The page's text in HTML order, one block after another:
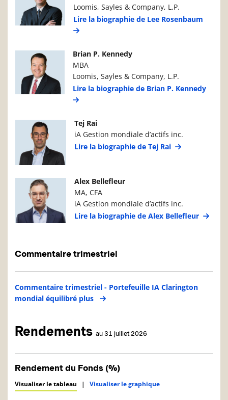
Loomis, Sayles & Company, L.P.
Lire la biographie de Lee Rosenbaum
Photo du gestionnaire de portefeuille
Brian P. Kennedy
MBA
Loomis, Sayles & Company, L.P.
Lire la biographie de Brian P. Kennedy
Photo du gestionnaire de portefeuille
Tej Rai
iA Gestion mondiale d’actifs inc.
Lire la biographie de Tej Rai
Photo du gestionnaire de portefeuille
Alex Bellefleur
MA, CFA
iA Gestion mondiale d’actifs inc.
Lire la biographie de Alex Bellefleur
Commentaire trimestriel
Commentaire trimestriel - Portefeuille IA Clarington
mondial équilibré plus
Rendements au 31 juillet 2026
Rendement du Fonds (%)
Visualiser le tableau | Visualiser le graphique